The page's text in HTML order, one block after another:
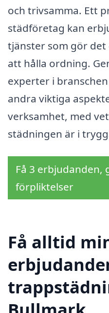
och trivsamma. Ett
städföretag kan
tjänster som gör
att hålla ordning.
experter i
andra viktiga
verksamhet, med
städningen är i
Få 3 erbjudanden,
förpliktelser
Få alltid